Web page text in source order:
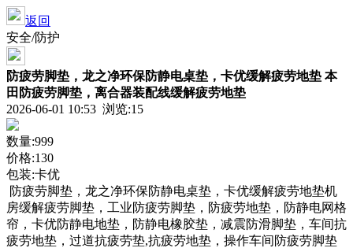
返回
安全/防护
防疲劳脚垫，龙之净环保防静电桌垫，卡优缓解疲劳地垫 本
田防疲劳脚垫，离合器装配线缓解疲劳地垫
2026-06-01 10:53 浏览:15
数量:999
价格:130
包装:卡优
防疲劳脚垫，龙之净环保防静电桌垫，卡优缓解疲劳地垫机
房缓解疲劳脚垫，工业防疲劳脚垫，防疲劳地垫，防静电网格
帘，卡优防静电地垫，防静电橡胶垫，减震防滑脚垫，车间抗
疲劳地垫，过道抗疲劳垫,抗疲劳地垫，操作车间防疲劳脚垫